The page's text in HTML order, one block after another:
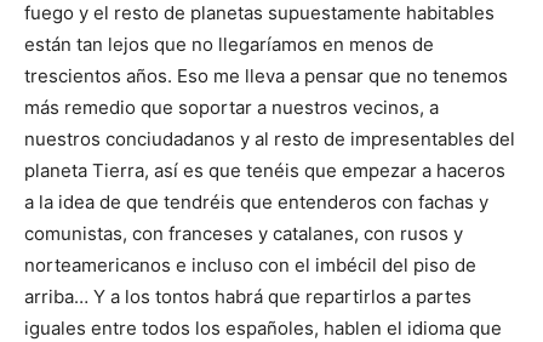
fuego y el resto de planetas supuestamente habitables
están tan lejos que no llegaríamos en menos de
trescientos años. Eso me lleva a pensar que no tenemos
más remedio que soportar a nuestros vecinos, a
nuestros conciudadanos y al resto de impresentables del
planeta Tierra, así es que tenéis que empezar a haceros
a la idea de que tendréis que entenderos con fachas y
comunistas, con franceses y catalanes, con rusos y
norteamericanos e incluso con el imbécil del piso de
arriba… Y a los tontos habrá que repartirlos a partes
iguales entre todos los españoles, hablen el idioma que